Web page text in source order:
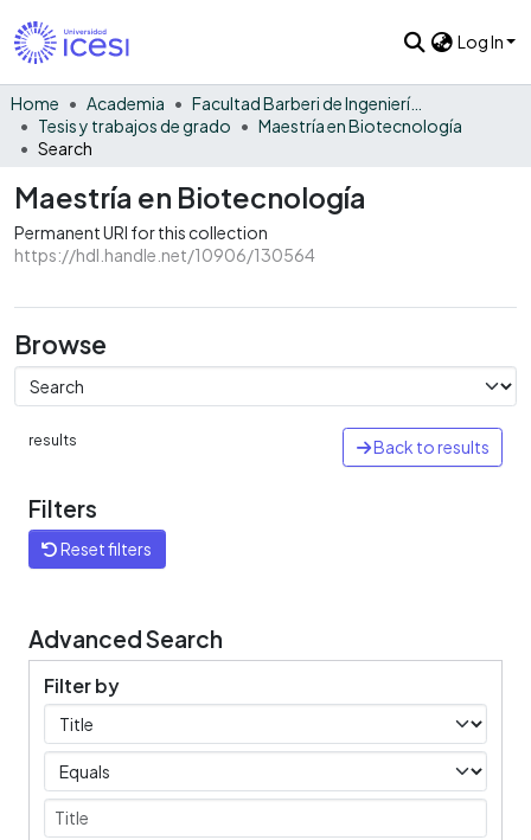
Log In
Home Academia
Facultad Barberi de Ingeniería, Diseño y Ciencias Aplicadas
Tesis y trabajos de grado
Maestría en Biotecnología
Search
Maestría en Biotecnología
Permanent URI for this collection
https://hdl.handle.net/10906/130564
Browse
results Back to results
Filters
Reset filters
Advanced Search
Filter by
Filters
Operators